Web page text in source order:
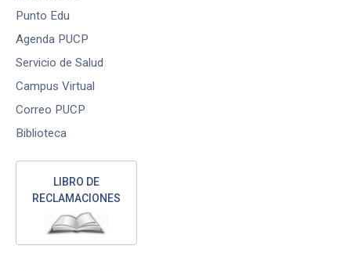
Punto Edu
Agenda PUCP
Servicio de Salud
Campus Virtual
Correo PUCP
Biblioteca
LIBRO DE
RECLAMACIONES